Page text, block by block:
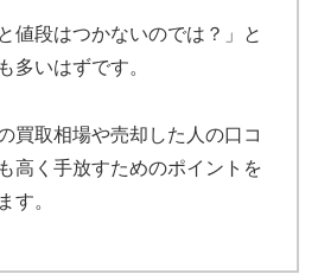
値段はつかないのでは？」と
多いはずです。
買取相場や売却した人の口コ
高く手放すためのポイントを
す。